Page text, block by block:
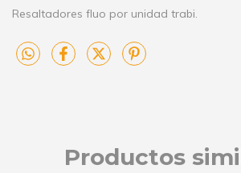
Resaltadores fluo por unidad trabi.
Productos